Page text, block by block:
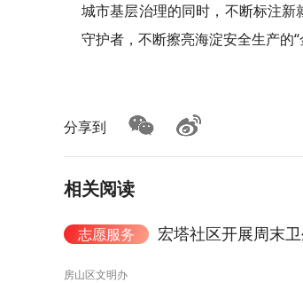
城市基层治理的同时，不断标注新
守护者，不断擦亮海淀安全生产的“
分享到
相关阅读
志愿服务 宏塔社区开展周末
房山区文明办